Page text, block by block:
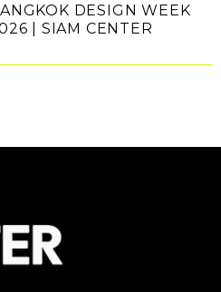
DESIGN WEEK
| SIAM CENTER